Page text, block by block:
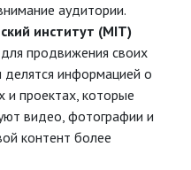
аудитории.
институт (MIT)
продвижения своих
делятся информацией о
и проектах, которые
видео, фотографии и
контент более